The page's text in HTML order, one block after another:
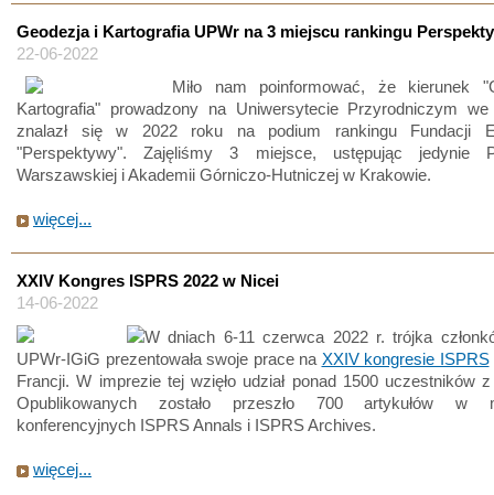
Geodezja i Kartografia UPWr na 3 miejscu rankingu
22-06-2022
Miło nam poinformować, że kierunek
Kartografia" prowadzony na Uniwersytecie Przyrodniczym we
znalazł się w 2022 roku na podium rankingu Fundacji
"Perspektywy". Zajęliśmy 3 miejsce, ustępując jedynie
Warszawskiej i Akademii Górniczo-Hutniczej w Krakowie.
więcej...
XXIV Kongres ISPRS 2022 w Nicei
14-06-2022
W dniach 6-11 czerwca 2022 r. trójka
UPWr-IGiG prezentowała swoje prace na XXIV kongresie ISPRS
Francji. W imprezie tej wzięło udział ponad 1500 uczestników
Opublikowanych zostało przeszło 700 artykułów w
konferencyjnych ISPRS Annals i ISPRS Archives.
więcej...